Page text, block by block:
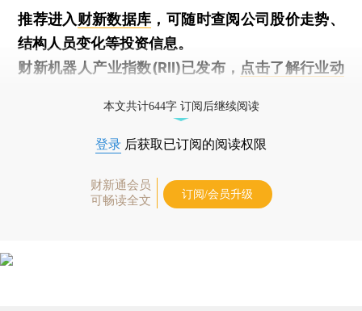
推荐进入财新数据库 ，可随时查阅公司股价走势、
结构人员变化等投资信息。
财新机器人产业指数(RII)已发布， 点击了解行业动
本文共计644字 订阅后继续阅读
登录 后获取已订阅的阅读权限
财新通会员
可畅读全文
订阅/会员升级